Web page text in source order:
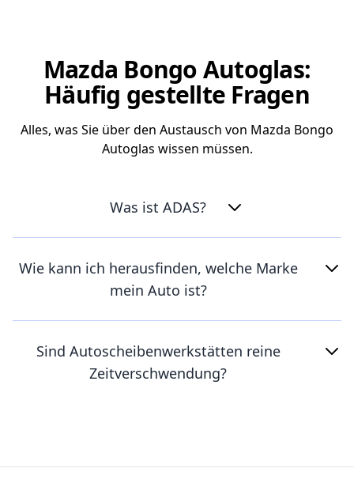
Mazda Bongo Autoglas:
Häufig gestellte Fragen
Alles, was Sie über den Austausch von Mazda Bongo
Autoglas wissen müssen.
Was ist ADAS?
Wie kann ich herausfinden, welche Marke
mein Auto ist?
Sind Autoscheibenwerkstätten reine
Zeitverschwendung?